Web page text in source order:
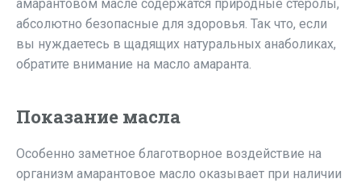
амарантовом масле содержатся природные стеролы,
абсолютно безопасные для здоровья. Так что, если
вы нуждаетесь в щадящих натуральных анаболиках,
обратите внимание на масло амаранта.
Показание масла
Особенно заметное благотворное воздействие на
организм амарантовое масло оказывает при наличии